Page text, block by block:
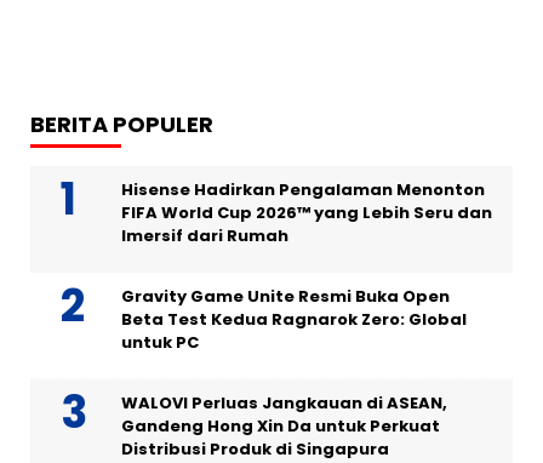
BERITA POPULER
Hisense Hadirkan Pengalaman Menonton
FIFA World Cup 2026™ yang Lebih Seru dan
Imersif dari Rumah
Gravity Game Unite Resmi Buka Open
Beta Test Kedua Ragnarok Zero: Global
untuk PC
WALOVI Perluas Jangkauan di ASEAN,
Gandeng Hong Xin Da untuk Perkuat
Distribusi Produk di Singapura